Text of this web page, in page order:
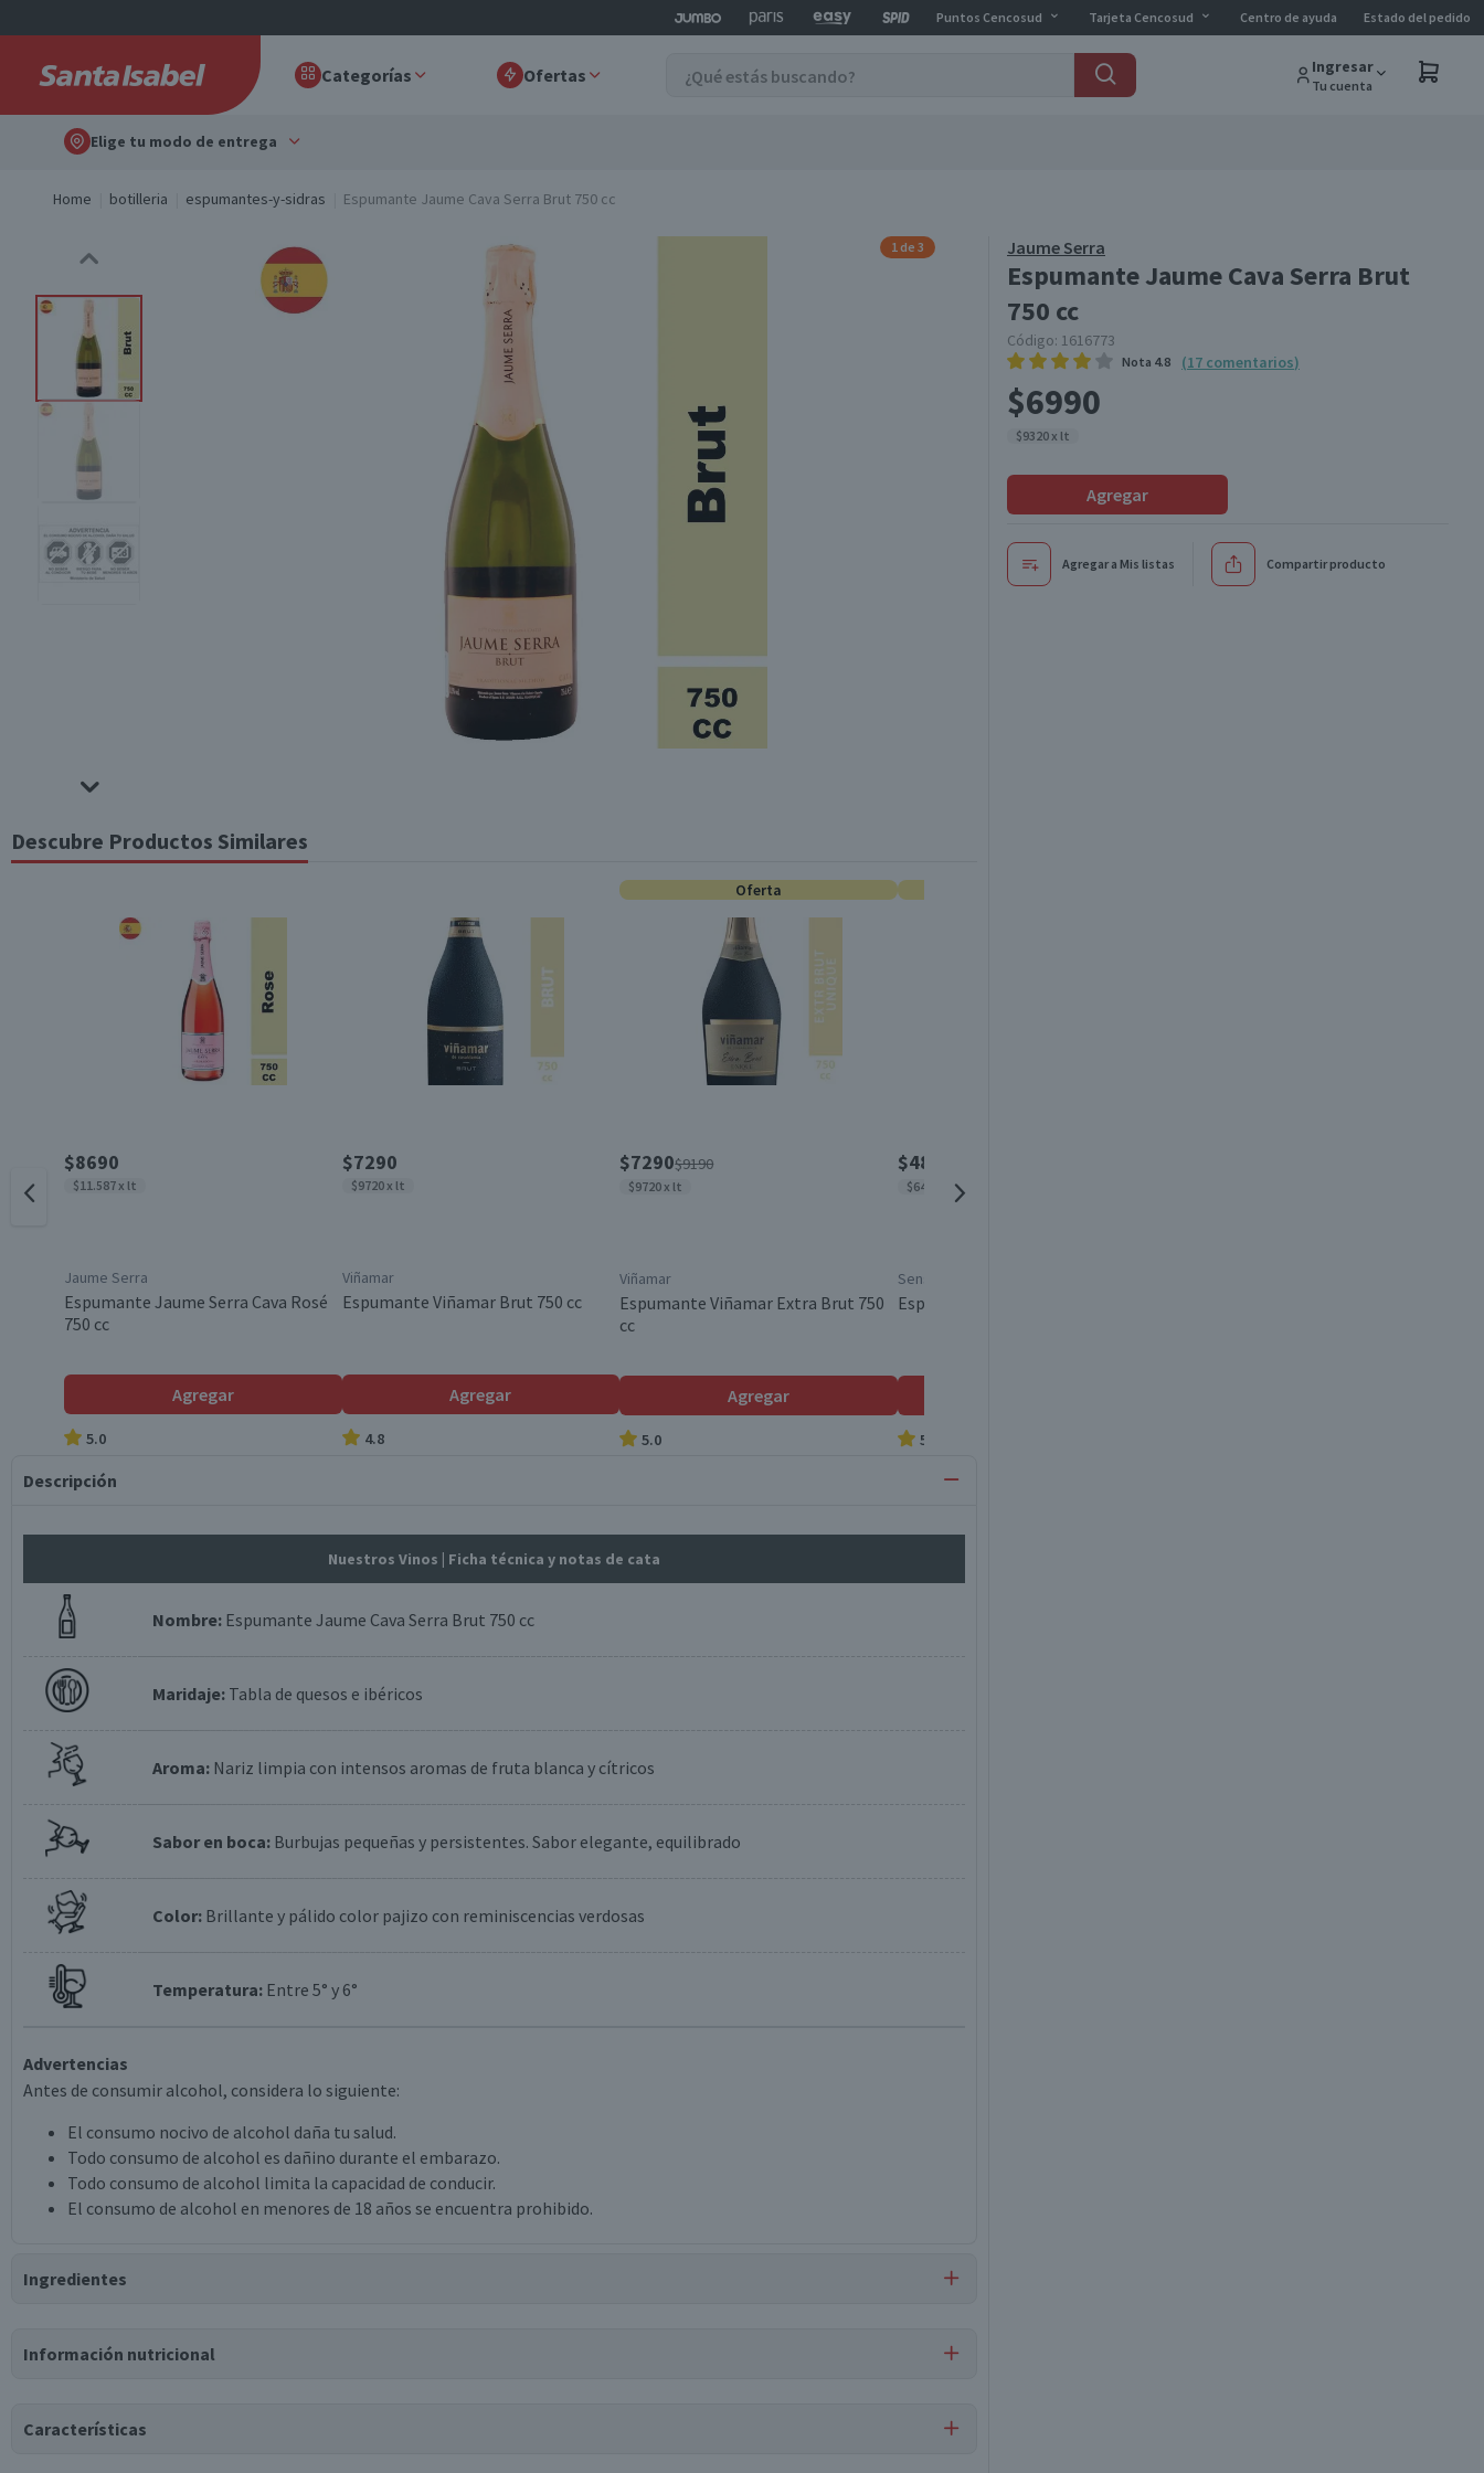
Puntos Cencosud Tarjeta Cencosud Centro de ayuda Estado del pedido
Categorías Ofertas Ingresar
Tu cuenta
Elige tu modo de entrega
Home botilleria espumantes-y-sidras Espumante Jaume Cava Serra Brut 750 cc
Jaume Serra
Espumante Jaume Cava Serra Brut
750 cc
Código: 1616773
Nota 4.8 (17 comentarios)
$6990
$9320 x lt
Agregar
Agregar a Mis listas Compartir producto
1 de 3
Descubre Productos Similares
$8690
$11.587 x lt
Jaume Serra
Espumante Jaume Serra Cava Rosé
750 cc
Agregar
5.0
$7290
$9720 x lt
Viñamar
Espumante Viñamar Brut 750 cc
Agregar
4.8
Oferta
$7290$9190
$9720 x lt
Viñamar
Espumante Viñamar Extra Brut 750
cc
Agregar
5.0
$4840
$6453 x lt
Sensus
Espumante Sensus Brut 750 cc
5.0
Descripción
Nuestros Vinos | Ficha técnica y notas de cata
Nombre: Espumante Jaume Cava Serra Brut 750 cc
Maridaje: Tabla de quesos e ibéricos
Aroma: Nariz limpia con intensos aromas de fruta blanca y cítricos
Sabor en boca: Burbujas pequeñas y persistentes. Sabor elegante, equilibrado
Color: Brillante y pálido color pajizo con reminiscencias verdosas
Temperatura: Entre 5° y 6°
Advertencias
Antes de consumir alcohol, considera lo siguiente:
El consumo nocivo de alcohol daña tu salud.
Todo consumo de alcohol es dañino durante el embarazo.
Todo consumo de alcohol limita la capacidad de conducir.
El consumo de alcohol en menores de 18 años se encuentra prohibido.
Ingredientes
Información nutricional
Tabla nutricional
Características